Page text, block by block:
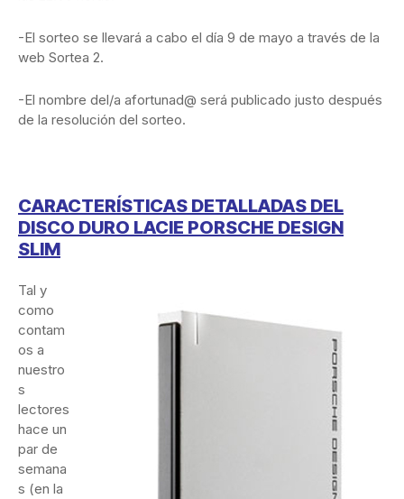
-El sorteo se llevará a cabo el día 9 de mayo a través de la
web Sortea 2.
-El nombre del/a afortunad@ será publicado justo después
de la resolución del sorteo.
CARACTERÍSTICAS DETALLADAS DEL
DISCO DURO LACIE PORSCHE DESIGN
SLIM
Tal y
como
contam
os a
nuestro
s
lectores
hace un
par de
semana
s (en la